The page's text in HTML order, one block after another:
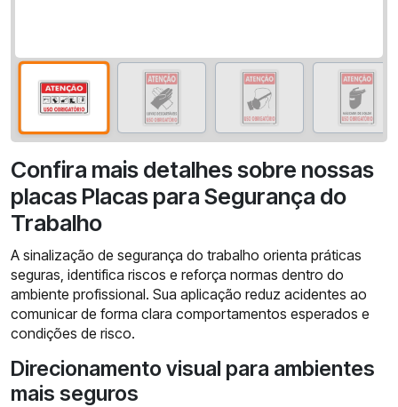
Confira mais detalhes sobre nossas
placas Placas para Segurança do
Trabalho
A sinalização de segurança do trabalho orienta práticas
seguras, identifica riscos e reforça normas dentro do
ambiente profissional. Sua aplicação reduz acidentes ao
comunicar de forma clara comportamentos esperados e
condições de risco.
Direcionamento visual para ambientes
mais seguros